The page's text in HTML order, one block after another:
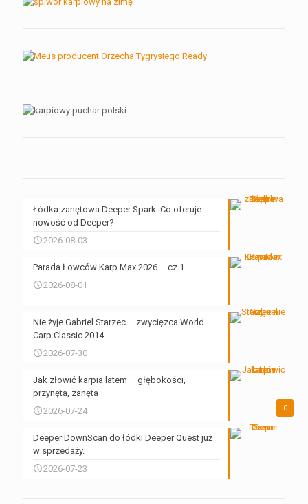
Łódka zanętowa Deeper Spark. Co oferuje
nowość od Deeper?
2026-08-03
Parada Łowców Karp Max 2026 – cz.1
2026-08-01
Nie żyje Gabriel Starzec – zwycięzca World
Carp Classic 2014
2026-07-30
0
Jak złowić karpia latem – głębokości,
przynęta, zanęta
2026-07-24
Deeper DownScan do łódki Deeper Quest już
w sprzedaży.
2026-07-23